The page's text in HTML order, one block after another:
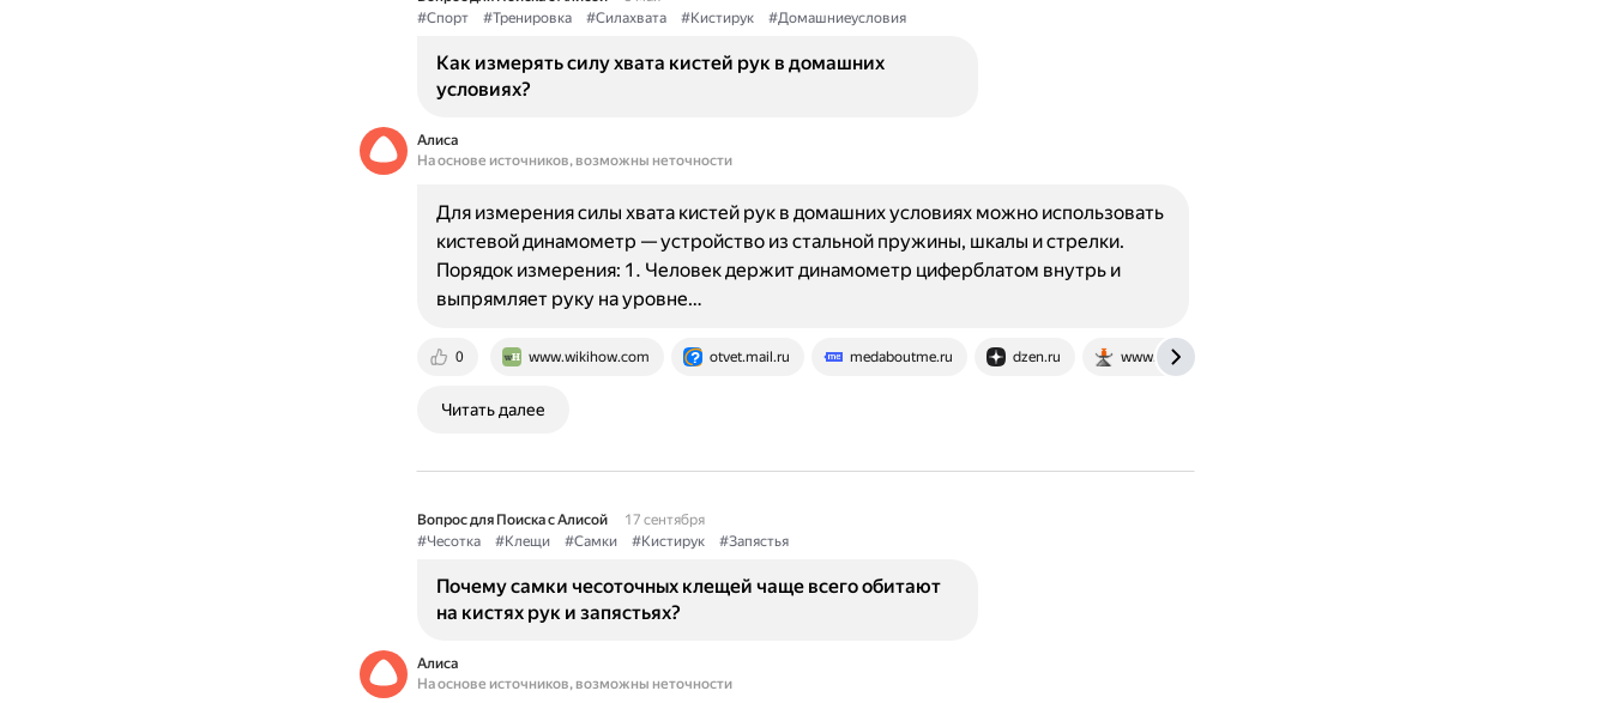
#Спорт
#Тренировка #Силахвата #Кистирук #Домашниеусловия
Как измерять силу хвата кистей рук в домашних
условиях?
Алиса
На основе источников, возможны неточности
0 www.wikihow.com otvet.mail.ru medaboutme.ru dzen.ru www.raznoves.ru
Для измерения силы хвата кистей рук в домашних условиях можно использовать
кистевой динамометр — устройство из стальной пружины, шкалы и стрелки.
Порядок измерения: 1. Человек держит динамометр циферблатом внутрь и
выпрямляет руку на уровне…
Читать далее
Вопрос для Поиска с Алисой
17 сентября
#Чесотка
#Клещи #Самки #Кистирук #Запястья
Почему самки чесоточных клещей чаще всего обитают
на кистях рук и запястьях?
Алиса
На основе источников, возможны неточности